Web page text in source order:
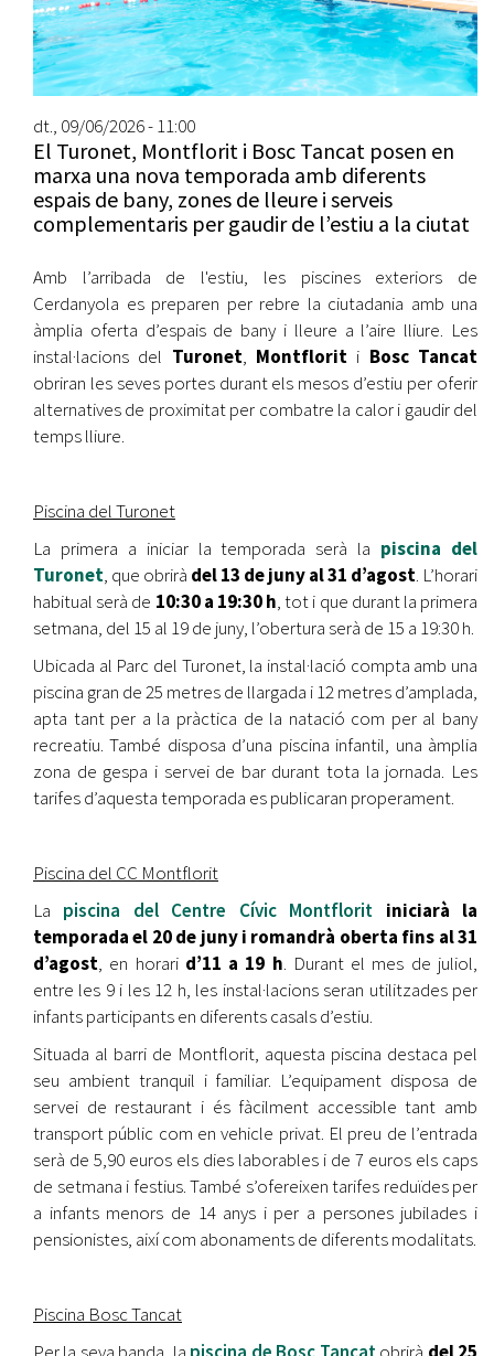
dt., 09/06/2026 - 11:00
El Turonet, Montflorit i Bosc Tancat posen en
marxa una nova temporada amb diferents
espais de bany, zones de lleure i serveis
complementaris per gaudir de l’estiu a la ciutat
Amb l’arribada de l'estiu, les piscines exteriors de
Cerdanyola es preparen per rebre la ciutadania amb una
àmplia oferta d’espais de bany i lleure a l’aire lliure. Les
instal·lacions del Turonet, Montflorit i Bosc Tancat
obriran les seves portes durant els mesos d’estiu per oferir
alternatives de proximitat per combatre la calor i gaudir del
temps lliure.
Piscina del Turonet
La primera a iniciar la temporada serà la piscina del
Turonet, que obrirà del 13 de juny al 31 d’agost. L’horari
habitual serà de 10:30 a 19:30 h, tot i que durant la primera
setmana, del 15 al 19 de juny, l’obertura serà de 15 a 19:30 h.
Ubicada al Parc del Turonet, la instal·lació compta amb una
piscina gran de 25 metres de llargada i 12 metres d’amplada,
apta tant per a la pràctica de la natació com per al bany
recreatiu. També disposa d’una piscina infantil, una àmplia
zona de gespa i servei de bar durant tota la jornada. Les
tarifes d’aquesta temporada es publicaran properament.
Piscina del CC Montflorit
La piscina del Centre Cívic Montflorit iniciarà la
temporada el 20 de juny i romandrà oberta fins al 31
d’agost, en horari d’11 a 19 h. Durant el mes de juliol,
entre les 9 i les 12 h, les instal·lacions seran utilitzades per
infants participants en diferents casals d’estiu.
Situada al barri de Montflorit, aquesta piscina destaca pel
seu ambient tranquil i familiar. L’equipament disposa de
servei de restaurant i és fàcilment accessible tant amb
transport públic com en vehicle privat. El preu de l’entrada
serà de 5,90 euros els dies laborables i de 7 euros els caps
de setmana i festius. També s’ofereixen tarifes reduïdes per
a infants menors de 14 anys i per a persones jubilades i
pensionistes, així com abonaments de diferents modalitats.
Piscina Bosc Tancat